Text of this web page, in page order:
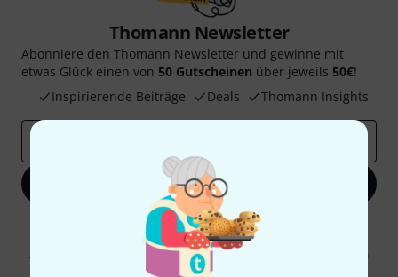
Thomann Newsletter
Abonniere den Thomann Newsletter und gewinne mit
etwas Glück einen von 50 Gutscheinen über jeweils 50€!
Inspirierende Beiträge
Deals Thomann Insights
Jetzt anmelden
Mit Klick auf „Jetzt anmelden“ stimmen Sie dem Erhalt von E-Mail-
Werbung und einer Messung des E-Mail-Nutzungsverhaltens zu. Die
Abmeldung ist jederzeit möglich. Weitere Informationen finden Sie in
unseren
Datenschutzhinweisen